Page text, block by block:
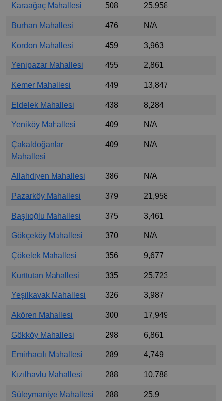
Karaağaç Mahallesi 508 25,958
Burhan Mahallesi 476 N/A
Kordon Mahallesi 459 3,963
Yenipazar Mahallesi 455 2,861
Kemer Mahallesi 449 13,847
Eldelek Mahallesi 438 8,284
Yeniköy Mahallesi 409 N/A
Çakaldoğanlar
Mahallesi
409 N/A
Allahdiyen Mahallesi 386 N/A
Pazarköy Mahallesi 379 21,958
Başlıoğlu Mahallesi 375 3,461
Gökçeköy Mahallesi 370 N/A
Çökelek Mahallesi 356 9,677
Kurttutan Mahallesi 335 25,723
Yeşilkavak Mahallesi 326 3,987
Akören Mahallesi 300 17,949
Gökköy Mahallesi 298 6,861
Emirhacılı Mahallesi 289 4,749
Kızılhavlu Mahallesi 288 10,788
Süleymaniye Mahallesi 288 25,9